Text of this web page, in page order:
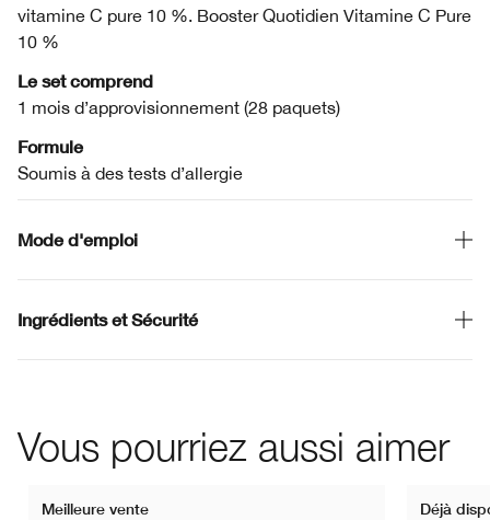
vitamine C pure 10 %. Booster Quotidien Vitamine C Pure
10 %
Le set comprend
1 mois d’approvisionnement (28 paquets)
Formule
Soumis à des tests d’allergie
Mode d'emploi
Ingrédients et Sécurité
Vous pourriez aussi aimer
Meilleure vente
Déjà